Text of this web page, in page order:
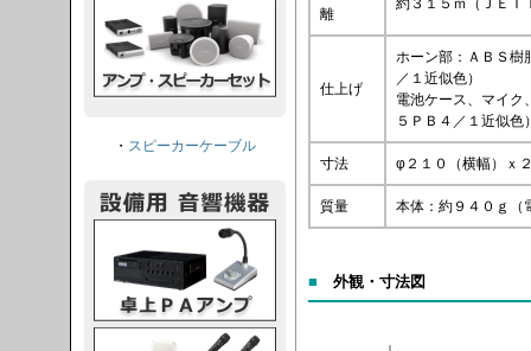
離
仕上げ
ホーン部：ＡＢＳ
／１近似色）
電池ケース、マイ
５ＰＢ４／１近似色
寸法 φ２１０（横幅）ｘ
質量 本体：約９４０ｇ（
■ 外観・寸法図
・ スピーカーケーブル